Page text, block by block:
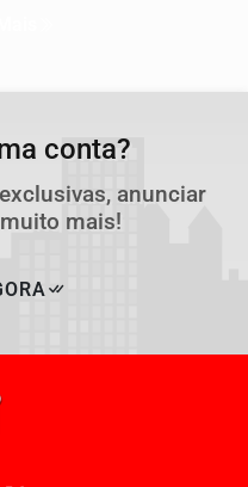
conta?
anunciar
mais!